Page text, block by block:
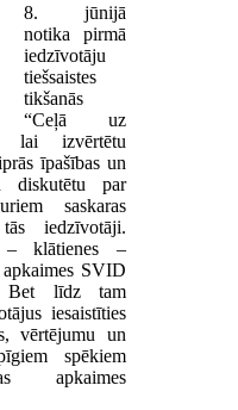
8. jūnijā
notika pirmā
iedzīvotāju
tiešsaistes
tikšanās
“Ceļā uz
lai izvērtētu
īpašības un
diskutētu par
saskaras
iedzīvotāji.
– klātienes –
SVID
Bet līdz tam
iesaistīties
vērtējumu un
spēkiem
apkaimes